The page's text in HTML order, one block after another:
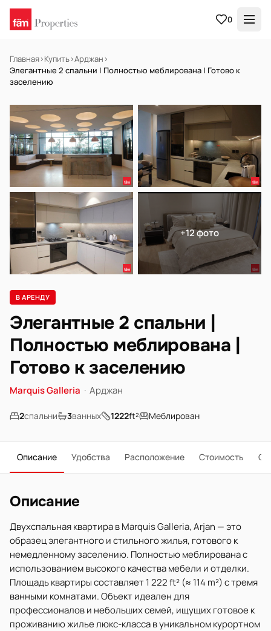
0
Главная›Купить›Арджан›
Элегантные 2 спальни | Полностью меблирована | Готово к
заселению
В АРЕНДУ Готов к заселению
+12 фото
В АРЕНДУ
Элегантные 2 спальни |
Полностью меблирована |
Готово к заселению
Marquis Galleria · Арджан
2спальни 3ванных 1222ft² Меблирован
Описание Удобства Расположение Стоимость О
Описание
Двухспальная квартира в Marquis Galleria, Arjan — это
образец элегантного и стильного жилья, готового к
немедленному заселению. Полностью меблирована с
использованием высокого качества мебели и отделки.
Площадь квартиры составляет 1 222 ft² (≈ 114 m²) с тремя
ванными комнатами. Объект идеален для
профессионалов и небольших семей, ищущих готовое к
проживанию жилье люкс-класса в уникальном курортном